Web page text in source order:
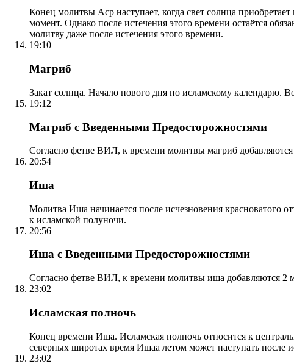
Конец молитвы Аср наступает, когда свет солнца
момент. Однако после истечения этого времени остаётся
молитву даже после истечения этого времени.
19:10
Магриб
Закат солнца. Начало нового дня по исламскому календарю.
19:12
Магриб с Введенными Предосторожностями
Согласно фетве ВИЛ, к времени молитвы магриб
20:54
Иша
Молитва Иша начинается после исчезновения красноватого
к исламской полуночи.
20:56
Иша с Введенными Предосторожностями
Согласно фетве ВИЛ, к времени молитвы иша добавляются 2
23:02
Исламская полночь
Конец времени Иша. Исламская полночь относится к
северных широтах время Ишаа летом может наступать
23:02